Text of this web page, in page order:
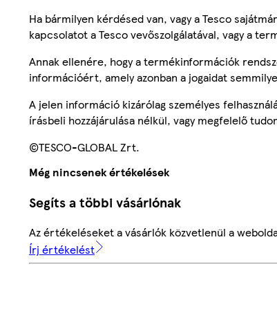
Ha bármilyen kérdésed van, vagy a Tesco
kapcsolatot a Tesco vevőszolgálatával, vagy a
Annak ellenére, hogy a termékinformációk
információért, amely azonban a jogaidat
A jelen információ kizárólag személyes
írásbeli hozzájárulása nélkül, vagy megfelelő
©TESCO-GLOBAL Zrt.
Még nincsenek értékelések
Segíts a többi vásárlónak
Az értékeléseket a vásárlók közvetlenül a
Írj értékelést